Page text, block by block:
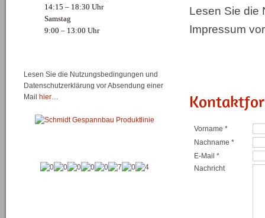
Lesen Sie die
Impressum
Vorname *
Nachname *
E-Mail *
Nachricht
14:15 – 18:30 Uhr
Samstag
9:00 – 13:00 Uhr
Lesen Sie die Nutzungsbedingungen und
Datenschutzerklärung vor Absendung einer
Mail hier…